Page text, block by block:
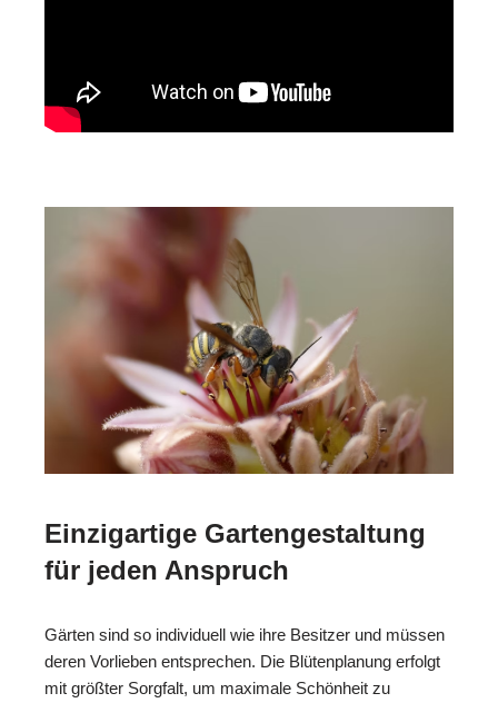
Einzigartige Gartengestaltung
für jeden Anspruch
Gärten sind so individuell wie ihre Besitzer und müssen
deren Vorlieben entsprechen. Die Blütenplanung erfolgt
mit größter Sorgfalt, um maximale Schönheit zu